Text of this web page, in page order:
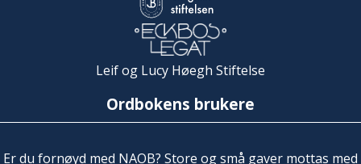
Leif og Lucy Høegh Stiftelse
Ordbokens brukere
Er du fornøyd med NAOB? Store og små gaver mottas med